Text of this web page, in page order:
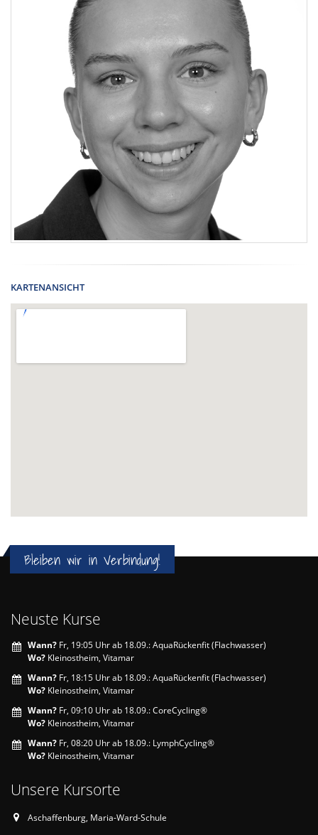
KARTENANSICHT
Bleiben wir in Verbindung!
Neuste Kurse
Wann? Fr, 19:05 Uhr ab 18.09.: AquaRückenfit (Flachwasser)
Wo? Kleinostheim, Vitamar
Wann? Fr, 18:15 Uhr ab 18.09.: AquaRückenfit (Flachwasser)
Wo? Kleinostheim, Vitamar
Wann? Fr, 09:10 Uhr ab 18.09.: CoreCycling®
Wo? Kleinostheim, Vitamar
Wann? Fr, 08:20 Uhr ab 18.09.: LymphCycling®
Wo? Kleinostheim, Vitamar
Unsere Kursorte
Aschaffenburg, Maria-Ward-Schule